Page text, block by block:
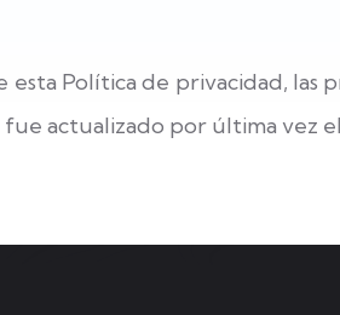
Política de privacidad, las
actualizado por última vez